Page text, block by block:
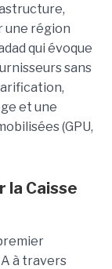
une région
qui évoque
sans
et une
(GPU,
la Caisse
à travers